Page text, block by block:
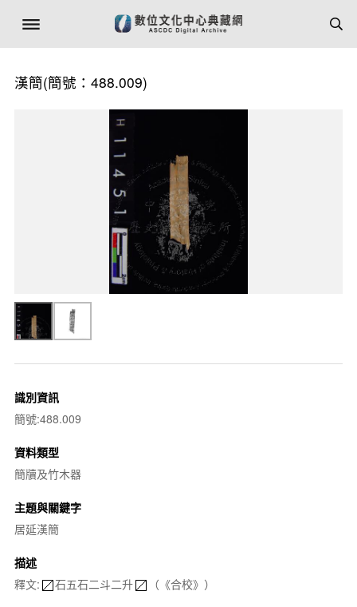
漢簡(簡號：488.009)
識別資訊
簡號:488.009
資料類型
簡牘及竹木器
主題與關鍵字
居延漢簡
描述
釋文:
石五石二斗二升 （《合校》）